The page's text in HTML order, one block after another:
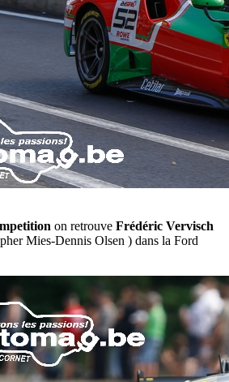
on retrouve Frédéric Vervisch
Mies-Dennis Olsen ) dans la Ford